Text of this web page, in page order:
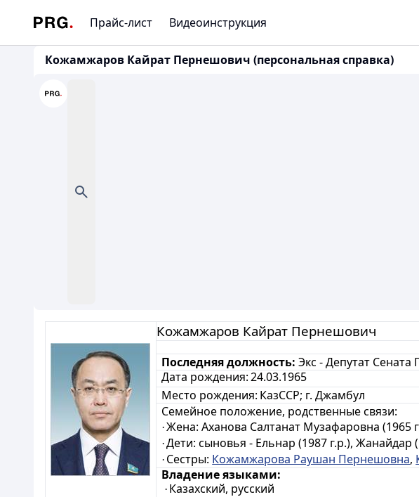
Прайс-лист Видеоинструкция
Кожамжаров Кайрат Пернешович (персональная справка)
Кожамжаров Кайрат Пернешович
Последняя должность:Экс - Депутат Сената
Дата рождения:24.03.1965
Место рождения: КазССР; г. Джамбул
Семейное положение, родственные связи:
·Жена: Аханова Салтанат Музафаровна (1965
·Дети: сыновья - Ельнар (1987 г.р.), Жанайдар
· Сестры: Кожамжарова Раушан Пернешовна,
Владение языками:
· Казахский, русский